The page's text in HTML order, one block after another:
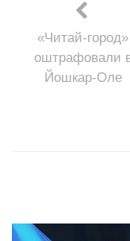
«Читай-город»
оштрафовали
Йошкар-Оле